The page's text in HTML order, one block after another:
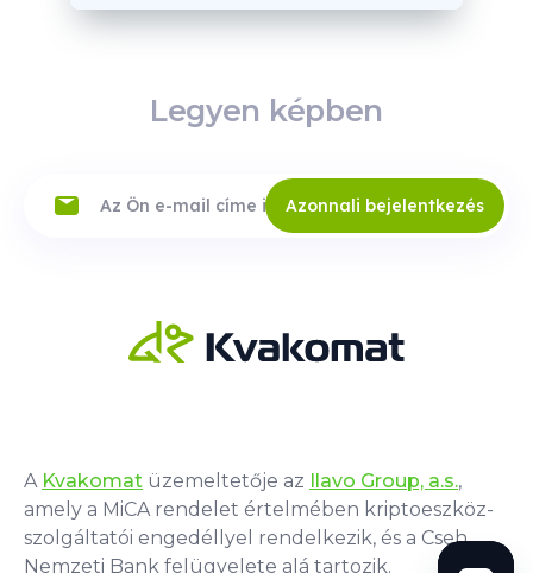
Legyen képben
Azonnali bejelentkezés
A Kvakomat üzemeltetője az Ilavo Group, a.s.,
amely a MiCA rendelet értelmében kriptoeszköz-
szolgáltatói engedéllyel rendelkezik, és a Cseh
Nemzeti Bank felügyelete alá tartozik.